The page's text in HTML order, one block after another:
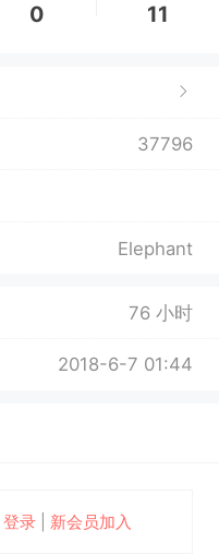
0 11
37796
Elephant
76 小时
2018-6-7 01:44
登录| 新会员加入